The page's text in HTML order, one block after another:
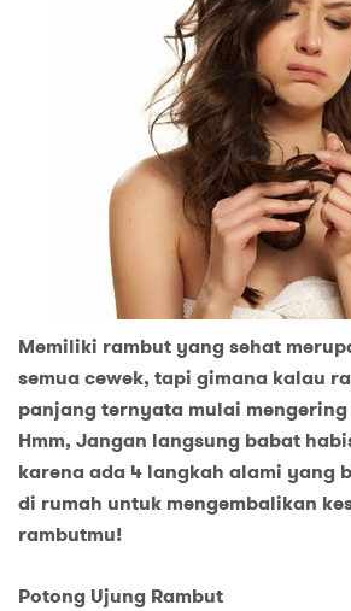
Memiliki rambut yang sehat
semua cewek, tapi gimana kalau
panjang ternyata mulai mengering
Hmm, Jangan langsung babat
karena ada 4 langkah alami yang
di rumah untuk mengembalikan
rambutmu!
Potong Ujung Rambut